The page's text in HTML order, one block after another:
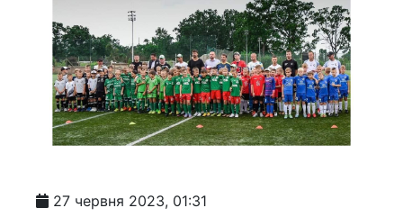
27 червня 2023, 01:31